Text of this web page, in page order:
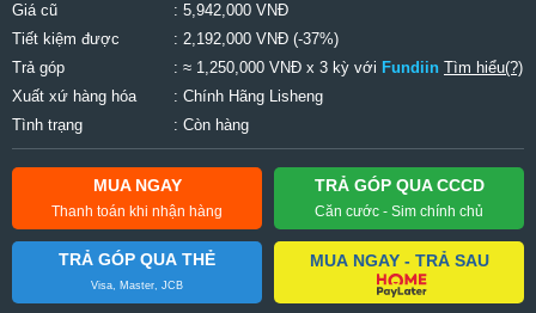
Giá cũ : 5,942,000 VNĐ
Tiết kiệm được
: 2,192,000 VNĐ (-37%)
Trả góp
: ≈ 1,250,000 VNĐ x 3 kỳ với Fundiin Tìm hiểu(?)
Xuất xứ hàng hóa
: Chính Hãng Lisheng
Tình trạng
: Còn hàng
MUA NGAY
Thanh toán khi nhận hàng
TRẢ GÓP QUA CCCD
Căn cước - Sim chính chủ
TRẢ GÓP QUA THẺ
Visa, Master, JCB
MUA NGAY - TRẢ SAU